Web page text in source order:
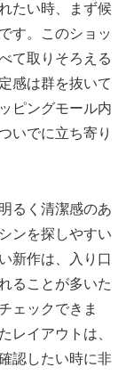
たい時、まず候
す。このショッ
て取りそろえる
感は群を抜いて
ピングモール内
いでに立ち寄り
るく清潔感のあ
ンを探しやすい
新作は、入り口
ることが多いた
ェックできま
レイアウトは、
認したい時に非